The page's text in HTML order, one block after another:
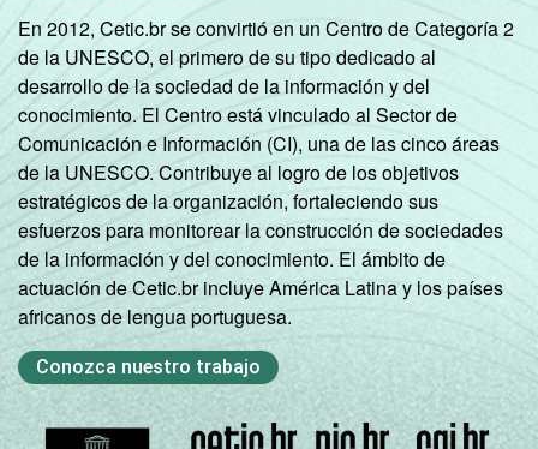
En 2012, Cetic.br se convirtió en un Centro de Categoría 2
de la UNESCO, el primero de su tipo dedicado al
desarrollo de la sociedad de la información y del
conocimiento. El Centro está vinculado al Sector de
Comunicación e Información (CI), una de las cinco áreas
de la UNESCO. Contribuye al logro de los objetivos
estratégicos de la organización, fortaleciendo sus
esfuerzos para monitorear la construcción de sociedades
de la información y del conocimiento. El ámbito de
actuación de Cetic.br incluye América Latina y los países
africanos de lengua portuguesa.
Conozca nuestro trabajo